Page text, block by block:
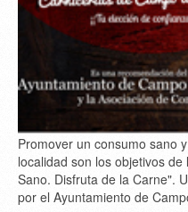
Promover un consumo sano
localidad son los objetivos
Sano. Disfruta de la Carne".
por el Ayuntamiento de